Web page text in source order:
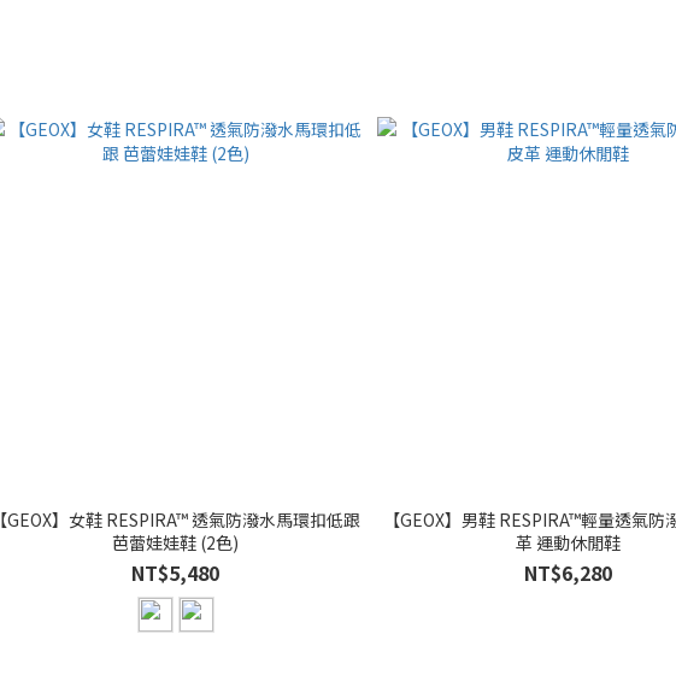
【GEOX】女鞋 RESPIRA™ 透氣防潑水馬環扣低跟
芭蕾娃娃鞋 (2色)
NT$5,480
【GEOX】男鞋 RESPIRA™輕量透氣防
革 運動休閒鞋
NT$6,280